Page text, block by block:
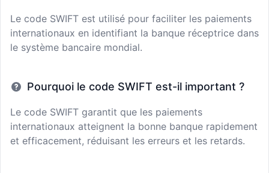
Le code SWIFT est utilisé pour faciliter les paiements
internationaux en identifiant la banque réceptrice dans
le système bancaire mondial.
Pourquoi le code SWIFT est-il important ?
Le code SWIFT garantit que les paiements
internationaux atteignent la bonne banque rapidement
et efficacement, réduisant les erreurs et les retards.